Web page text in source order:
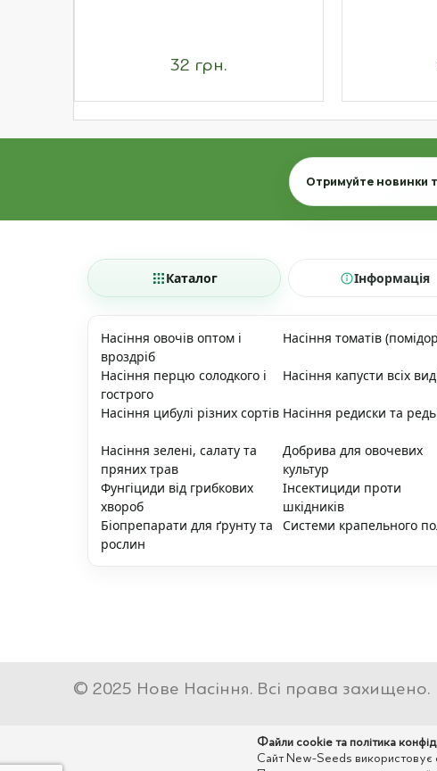
32 грн.
Email
Отримуйте новинки
Каталог Інформація
Насіння овочів оптом і
вроздріб
Насіння томатів
Насіння перцю солодкого і
гострого
Насіння капусти всіх
Насіння цибулі різних сортів Насіння редиски та
Насіння зелені, салату та
пряних трав
Добрива для овочевих
культур
Фунгіциди від грибкових
хвороб
Інсектициди проти
шкідників
Біопрепарати для ґрунту та
рослин
Системи крапельного
© 2025 Нове Насіння. Всі права захищено.
Файли cookie та політика
Сайт New-Seeds використовує